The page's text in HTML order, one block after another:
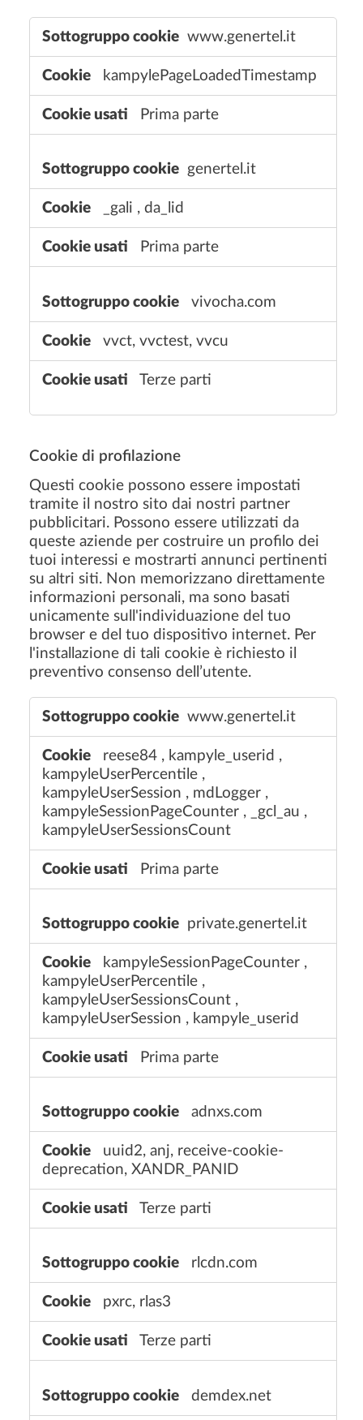
d
z
o
l
t
www.genertel.it
kampylePageLoadedTimestamp
Prima parte
genertel.it
_gali , da_lid
Prima parte
vivocha.com
vvct, vvctest, vvcu
Terze parti
Cookie di profilazione
Questi cookie possono essere impostati
tramite il nostro sito dai nostri partner
pubblicitari. Possono essere utilizzati da
queste aziende per costruire un profilo dei
tuoi interessi e mostrarti annunci pertinenti
su altri siti. Non memorizzano direttamente
informazioni personali, ma sono basati
unicamente sull'individuazione del tuo
browser e del tuo dispositivo internet. Per
l'installazione di tali cookie è richiesto il
preventivo consenso dell’utente.
p
o
l
n
www.genertel.it
reese84 , kampyle_userid ,
kampyleUserPercentile ,
kampyleUserSession , mdLogger ,
kampyleSessionPageCounter , _gcl_au ,
kampyleUserSessionsCount
Prima parte
private.genertel.it
kampyleSessionPageCounter ,
kampyleUserPercentile ,
kampyleUserSessionsCount ,
kampyleUserSession , kampyle_userid
Prima parte
adnxs.com
uuid2, anj, receive-cookie-
deprecation, XANDR_PANID
Terze parti
rlcdn.com
pxrc, rlas3
Terze parti
demdex.net